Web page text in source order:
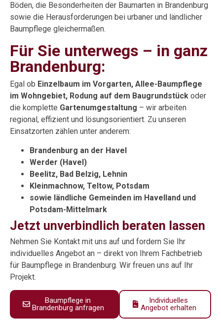
Böden, die Besonderheiten der Baumarten in Brandenburg
sowie die Herausforderungen bei urbaner und ländlicher
Baumpflege gleichermaßen.
Für Sie unterwegs – in ganz
Brandenburg:
Egal ob Einzelbaum im Vorgarten, Allee-Baumpflege
im Wohngebiet, Rodung auf dem Baugrundstück oder
die komplette Gartenumgestaltung – wir arbeiten
regional, effizient und lösungsorientiert. Zu unseren
Einsatzorten zählen unter anderem:
Brandenburg an der Havel
Werder (Havel)
Beelitz, Bad Belzig, Lehnin
Kleinmachnow, Teltow, Potsdam
sowie ländliche Gemeinden im Havelland und
Potsdam-Mittelmark
Jetzt unverbindlich beraten lassen
Nehmen Sie Kontakt mit uns auf und fordern Sie Ihr
individuelles Angebot an – direkt von Ihrem Fachbetrieb
für Baumpflege in Brandenburg. Wir freuen uns auf Ihr
Projekt.
Baumpflege in
Brandenburg anfragen
Individuelles
Angebot erhalten